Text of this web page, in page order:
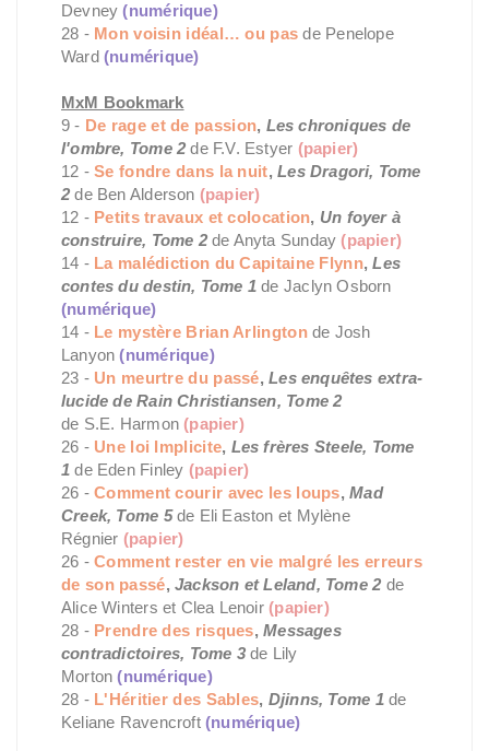
Devney(numérique)
28 - Mon voisin idéal… ou pas de Penelope
Ward(numérique)
MxM Bookmark
9 - De rage et de passion, Les chroniques de
l'ombre, Tome 2de F.V. Estyer (papier)
12 -Se fondre dans la nuit,Les Dragori, Tome
2de Ben Alderson (papier)
12 - Petits travaux et colocation, Un foyer à
construire, Tome 2de Anyta Sunday (papier)
14 - La malédiction du Capitaine Flynn,Les
contes du destin, Tome 1de Jaclyn Osborn
(numérique)
14 - Le mystère Brian Arlington de Josh
Lanyon(numérique)
23 - Un meurtre du passé,Les enquêtes extra-
lucide de Rain Christiansen, Tome 2
de S.E. Harmon (papier)
26 - Une loi Implicite, Les frères Steele, Tome
1 de Eden Finley (papier)
26 -Comment courir avec les loups,Mad
Creek, Tome 5 de Eli Easton et Mylène
Régnier (papier)
26 -Comment rester en vie malgré les erreurs
de son passé,Jackson et Leland, Tome 2 de
Alice Winters et Clea Lenoir (papier)
28 - Prendre des risques,Messages
contradictoires, Tome 3 de Lily
Morton(numérique)
28 - L'Héritier des Sables, Djinns, Tome 1 de
Keliane Ravencroft (numérique)